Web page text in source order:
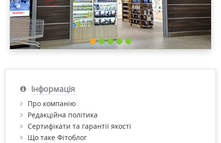
Інформація
Про компанію
Редакційна політика
Сертифікати та гарантії якості
Що таке Фітоблог